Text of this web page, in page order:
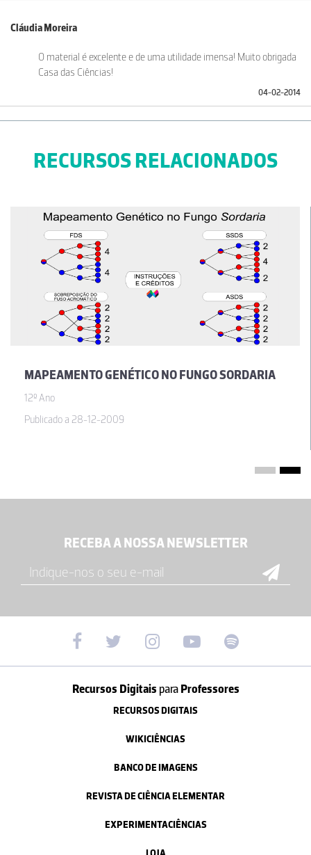
Cláudia Moreira
O material é excelente e de uma utilidade imensa! Muito obrigada
Casa das Ciências!
04-02-2014
RECURSOS RELACIONADOS
MAPEAMENTO GENÉTICO NO FUNGO SORDARIA
12º Ano
Publicado a 28-12-2009
RECEBA A NOSSA NEWSLETTER
Recursos Digitais paraProfessores
RECURSOS DIGITAIS
WIKICIÊNCIAS
BANCO DE IMAGENS
REVISTA DE CIÊNCIA ELEMENTAR
EXPERIMENTACIÊNCIAS